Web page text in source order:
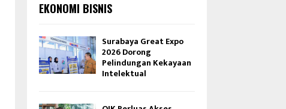
EKONOMI BISNIS
Surabaya Great Expo
2026 Dorong
Pelindungan Kekayaan
Intelektual